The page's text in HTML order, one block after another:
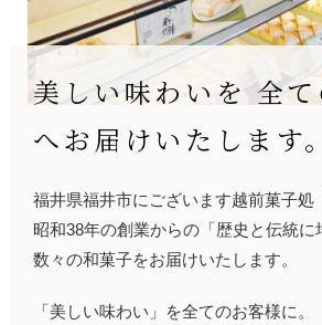
美しい味わいを 全
へお届けいたします。
福井県福井市にございます越前菓⼦処
昭和38年の創業からの「歴史と伝統に
数々の和菓⼦をお届けいたします。
「美しい味わい」を全てのお客様に。